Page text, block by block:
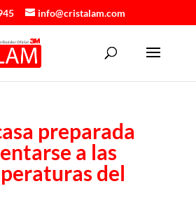
info@cristalam.com
preparada
a las
del